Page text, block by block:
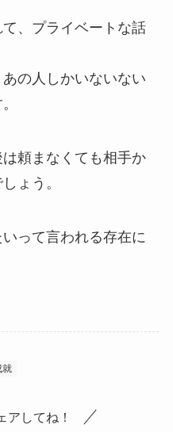
、プライベートな話
の人しかいないない
頼まなくても相手か
ょう。
って言われる存在に
就
アしてね！